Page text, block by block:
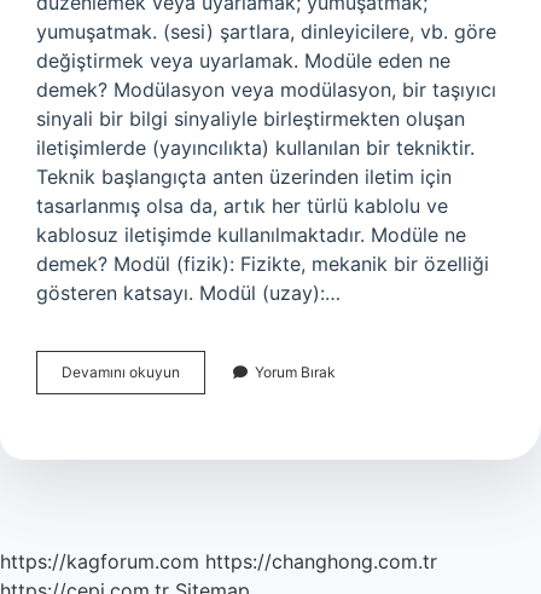
yumuşatmak. (sesi) şartlara, dinleyicilere, vb. göre
değiştirmek veya uyarlamak. Modüle eden ne
demek? Modülasyon veya modülasyon, bir taşıyıcı
sinyali bir bilgi sinyaliyle birleştirmekten oluşan
iletişimlerde (yayıncılıkta) kullanılan bir tekniktir.
Teknik başlangıçta anten üzerinden iletim için
tasarlanmış olsa da, artık her türlü kablolu ve
kablosuz iletişimde kullanılmaktadır. Modüle ne
demek? Modül (fizik): Fizikte, mekanik bir özelliği
gösteren katsayı. Modül (uzay):…
Devamını okuyun
Edilmiş
Yorum Bırak
https://kagforum.com https://changhong.com.tr